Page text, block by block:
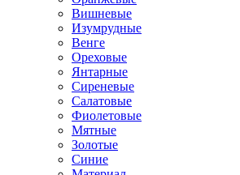
Вишневые
Изумрудные
Венге
Ореховые
Янтарные
Сиреневые
Салатовые
Фиолетовые
Мятные
Золотые
Синие